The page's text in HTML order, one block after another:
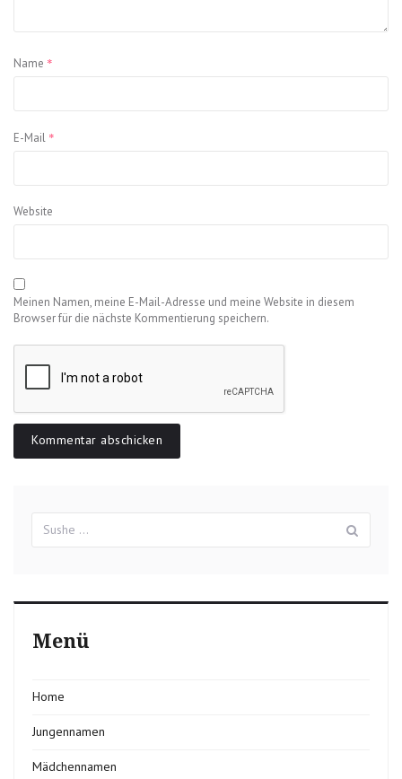
Name *
E-Mail *
Website
Meinen Namen, meine E-Mail-Adresse und meine Website in diesem
Browser für die nächste Kommentierung speichern.
für:
Menü
Home
Jungennamen
Mädchennamen